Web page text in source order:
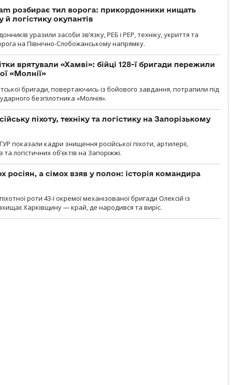
розбирає тил ворога: прикордонники нищать
й логістику окупантів
уразили засоби зв’язку, РЕБ і РЕР, техніку, укриття та
на Північно-Слобожанському напрямку.
врятували «Хамві»: бійці 128-ї бригади пережили
«Молнії»
бригади, повертаючись із бойового завдання, потрапили під
безпілотника «Молнія».
піхоту, техніку та логістику на Запорізькому
показали кадри знищення російської піхоти, артилерії,
логістичних об’єктів на Запоріжжі.
росіян, а сімох взяв у полон: історія командира
роти 43-ї окремої механізованої бригади Олексій із
Харківщину — край, де народився та виріс.